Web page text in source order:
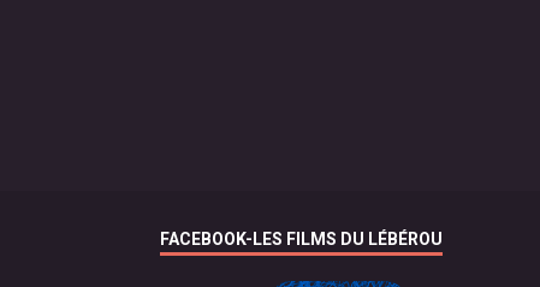
FACEBOOK-LES FILMS DU LÉBÉROU